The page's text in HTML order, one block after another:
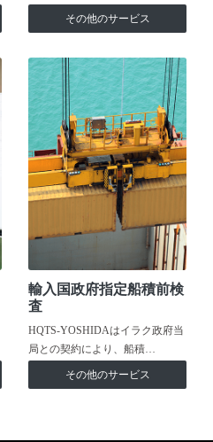
その他のサービス
輸入国政府指定船積前検
査
HQTS-YOSHIDAはイラク政府当
局との契約により、船積…
その他のサービス